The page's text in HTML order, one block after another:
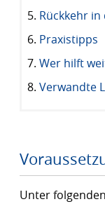
Rückkehr
Praxistipps
Wer hilft
Verwandte
Unter